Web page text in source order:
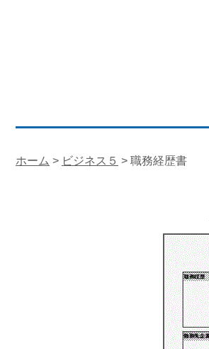
ホーム > ビジネス５ > 職務経歴書